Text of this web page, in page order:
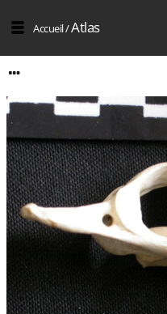
Accueil/Atlas